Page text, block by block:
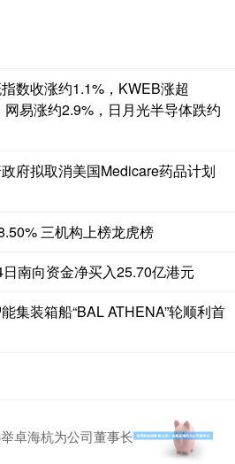
数收涨约1.1%，KWEB涨超
易涨约2.9%，日月光半导体跌约
府拟取消美国Medicare药品计划
三机构上榜龙虎榜
南向资金净买入25.70亿港元
集装箱船“BAL ATHENA”轮顺利首
卓海杭为公司董事长